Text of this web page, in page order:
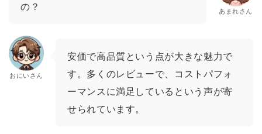
の？
あまれさん
おにいさん
安価で高品質という点が大きな魅力で
す。多くのレビューで、コストパフォ
ーマンスに満足しているという声が寄
せられています。